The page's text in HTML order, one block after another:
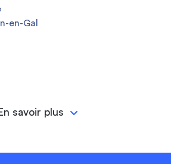
en-Gal
savoir plus